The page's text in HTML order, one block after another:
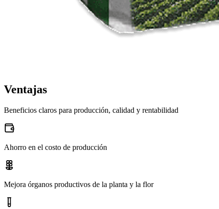
Ventajas
Beneficios claros para producción, calidad y rentabilidad
Ahorro en el costo de producción
Mejora órganos productivos de la planta y la flor